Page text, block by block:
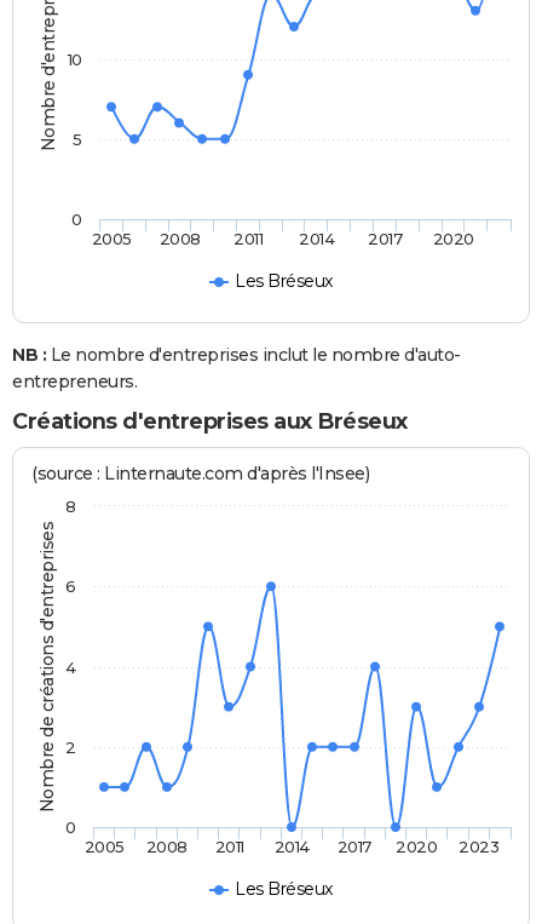
Nombre d'entreprises
Les Bréseux
2005 2008 2011 2014 2017 2020
0
5
10
NB : Le nombre d'entreprises inclut le nombre d'auto-
entrepreneurs.
Créations d'entreprises aux Bréseux
Nombre de créations d'entreprises
(source : Linternaute.com d'après l'Insee)
Les Bréseux
2005 2008 2011 2014 2017 2020 2023
0
2
4
6
8